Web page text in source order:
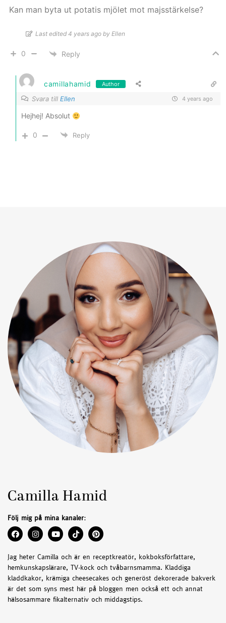
Kan man byta ut potatis mjölet mot majsstärkelse?
Last edited 4 years ago by Ellen
0 Reply
camillahamid Author
Svara till Ellen 4 years ago
Hejhej! Absolut
0 Reply
Camilla Hamid
Följ mig på mina kanaler:
Jag heter Camilla och är en receptkreatör, kokboksförfattare,
hemkunskapslärare, TV-kock och tvåbarnsmamma. Kladdiga
kladdkakor, krämiga cheesecakes och generöst dekorerade bakverk
är det som syns mest här på bloggen men också ett och annat
hälsosammare fikalternativ och middagstips.